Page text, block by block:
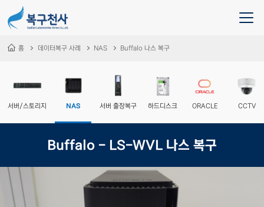
홈 데이터복구 사례 NAS Buffalo 나스 복구
서버/스토리지 NAS 서버 출장복구 하드디스크 ORACLE CCTV
Buffalo - LS-WVL 나스 복구